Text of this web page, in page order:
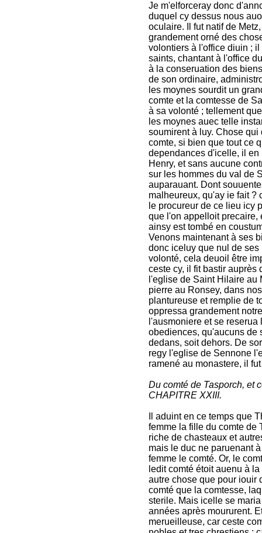
Je m'elforceray donc
duquel cy dessus nous
oculaire. Il fut natif de
grandement orné des
volontiers à l'office diuin ;
saints, chantant à l'office
à la conseruation des
de son ordinaire,
les moynes sourdit un
comte et la comtesse de
à sa volonté ; tellement
les moynes auec telle
soumirent à luy. Chose
comte, si bien que tout ce
dependances d'icelle, il en
Henry, et sans aucune
sur les hommes du val de
auparauant. Dont
malheureux, qu'ay ie fait ?
le procureur de ce lieu icy
que l'on appelloit precaire,
ainsy est tombé en
Venons maintenant à ses
donc iceluy que nul de
volonté, cela deuoil être
ceste cy, il fit bastir auprès
l'eglise de Saint Hilaire au
pierre au Ronsey, dans
plantureuse et remplie de
oppressa grandement
l'ausmoniere et se
obediences, qu'aucuns de
dedans, soit dehors. De
regy l'eglise de Sennone
ramené au monastere, il
Du comté de Tasporch, et
CHAPITRE XXIII.
Il aduint en ce temps que
femme la fille du comte de
riche de chasteaux et
mais le duc ne paruenant
femme le comté. Or, le
ledit comté étoit auenu à
autre chose que pour iouir
comté que la comtesse,
sterile. Mais icelle se
années après moururent.
merueilleuse, car ceste